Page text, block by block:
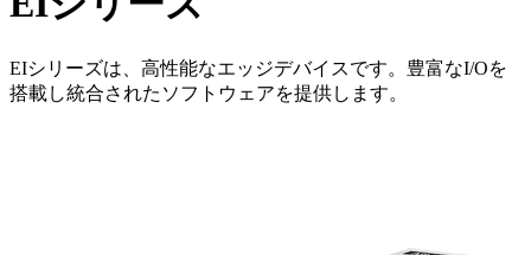
EIシリーズは、高性能なエッジデバイスです。豊富なI/Oを
搭載し統合されたソフトウェアを提供します。